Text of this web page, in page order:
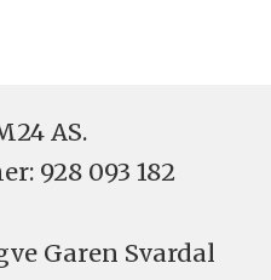
AS.
928 093 182
Garen Svardal